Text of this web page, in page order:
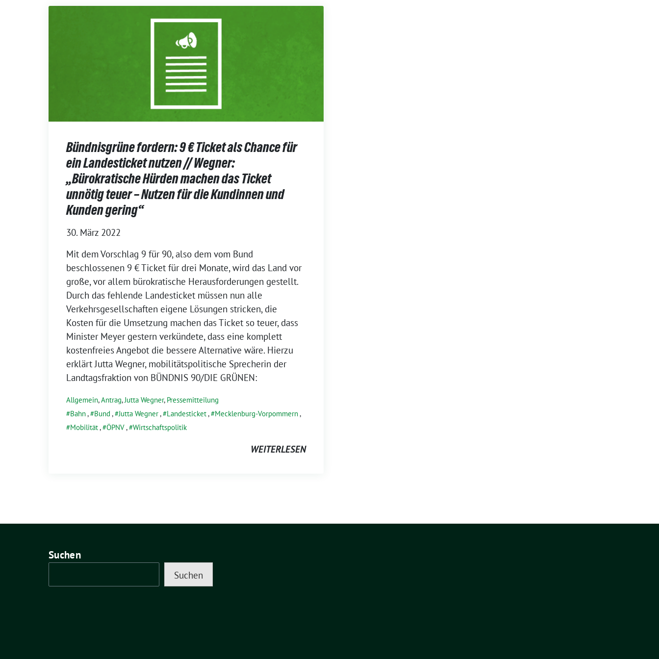
Bündnisgrüne fordern: 9 € Ticket als Chance für
ein Landesticket nutzen // Wegner:
„Bürokratische Hürden machen das Ticket
unnötig teuer – Nutzen für die Kundinnen und
Kunden gering“
30. März 2022
Mit dem Vorschlag 9 für 90, also dem vom Bund
beschlossenen 9 € Ticket für drei Monate, wird das Land vor
große, vor allem bürokratische Herausforderungen gestellt.
Durch das fehlende Landesticket müssen nun alle
Verkehrsgesellschaften eigene Lösungen stricken, die
Kosten für die Umsetzung machen das Ticket so teuer, dass
Minister Meyer gestern verkündete, dass eine komplett
kostenfreies Angebot die bessere Alternative wäre. Hierzu
erklärt Jutta Wegner, mobilitätspolitische Sprecherin der
Landtagsfraktion von BÜNDNIS 90/DIE GRÜNEN:
Allgemein,Antrag,Jutta Wegner, Pressemitteilung
Bahn, Bund , Jutta Wegner, Landesticket, Mecklenburg-Vorpommern,
Mobilität, ÖPNV, Wirtschaftspolitik
WEITERLESEN
Suchen
Suchen